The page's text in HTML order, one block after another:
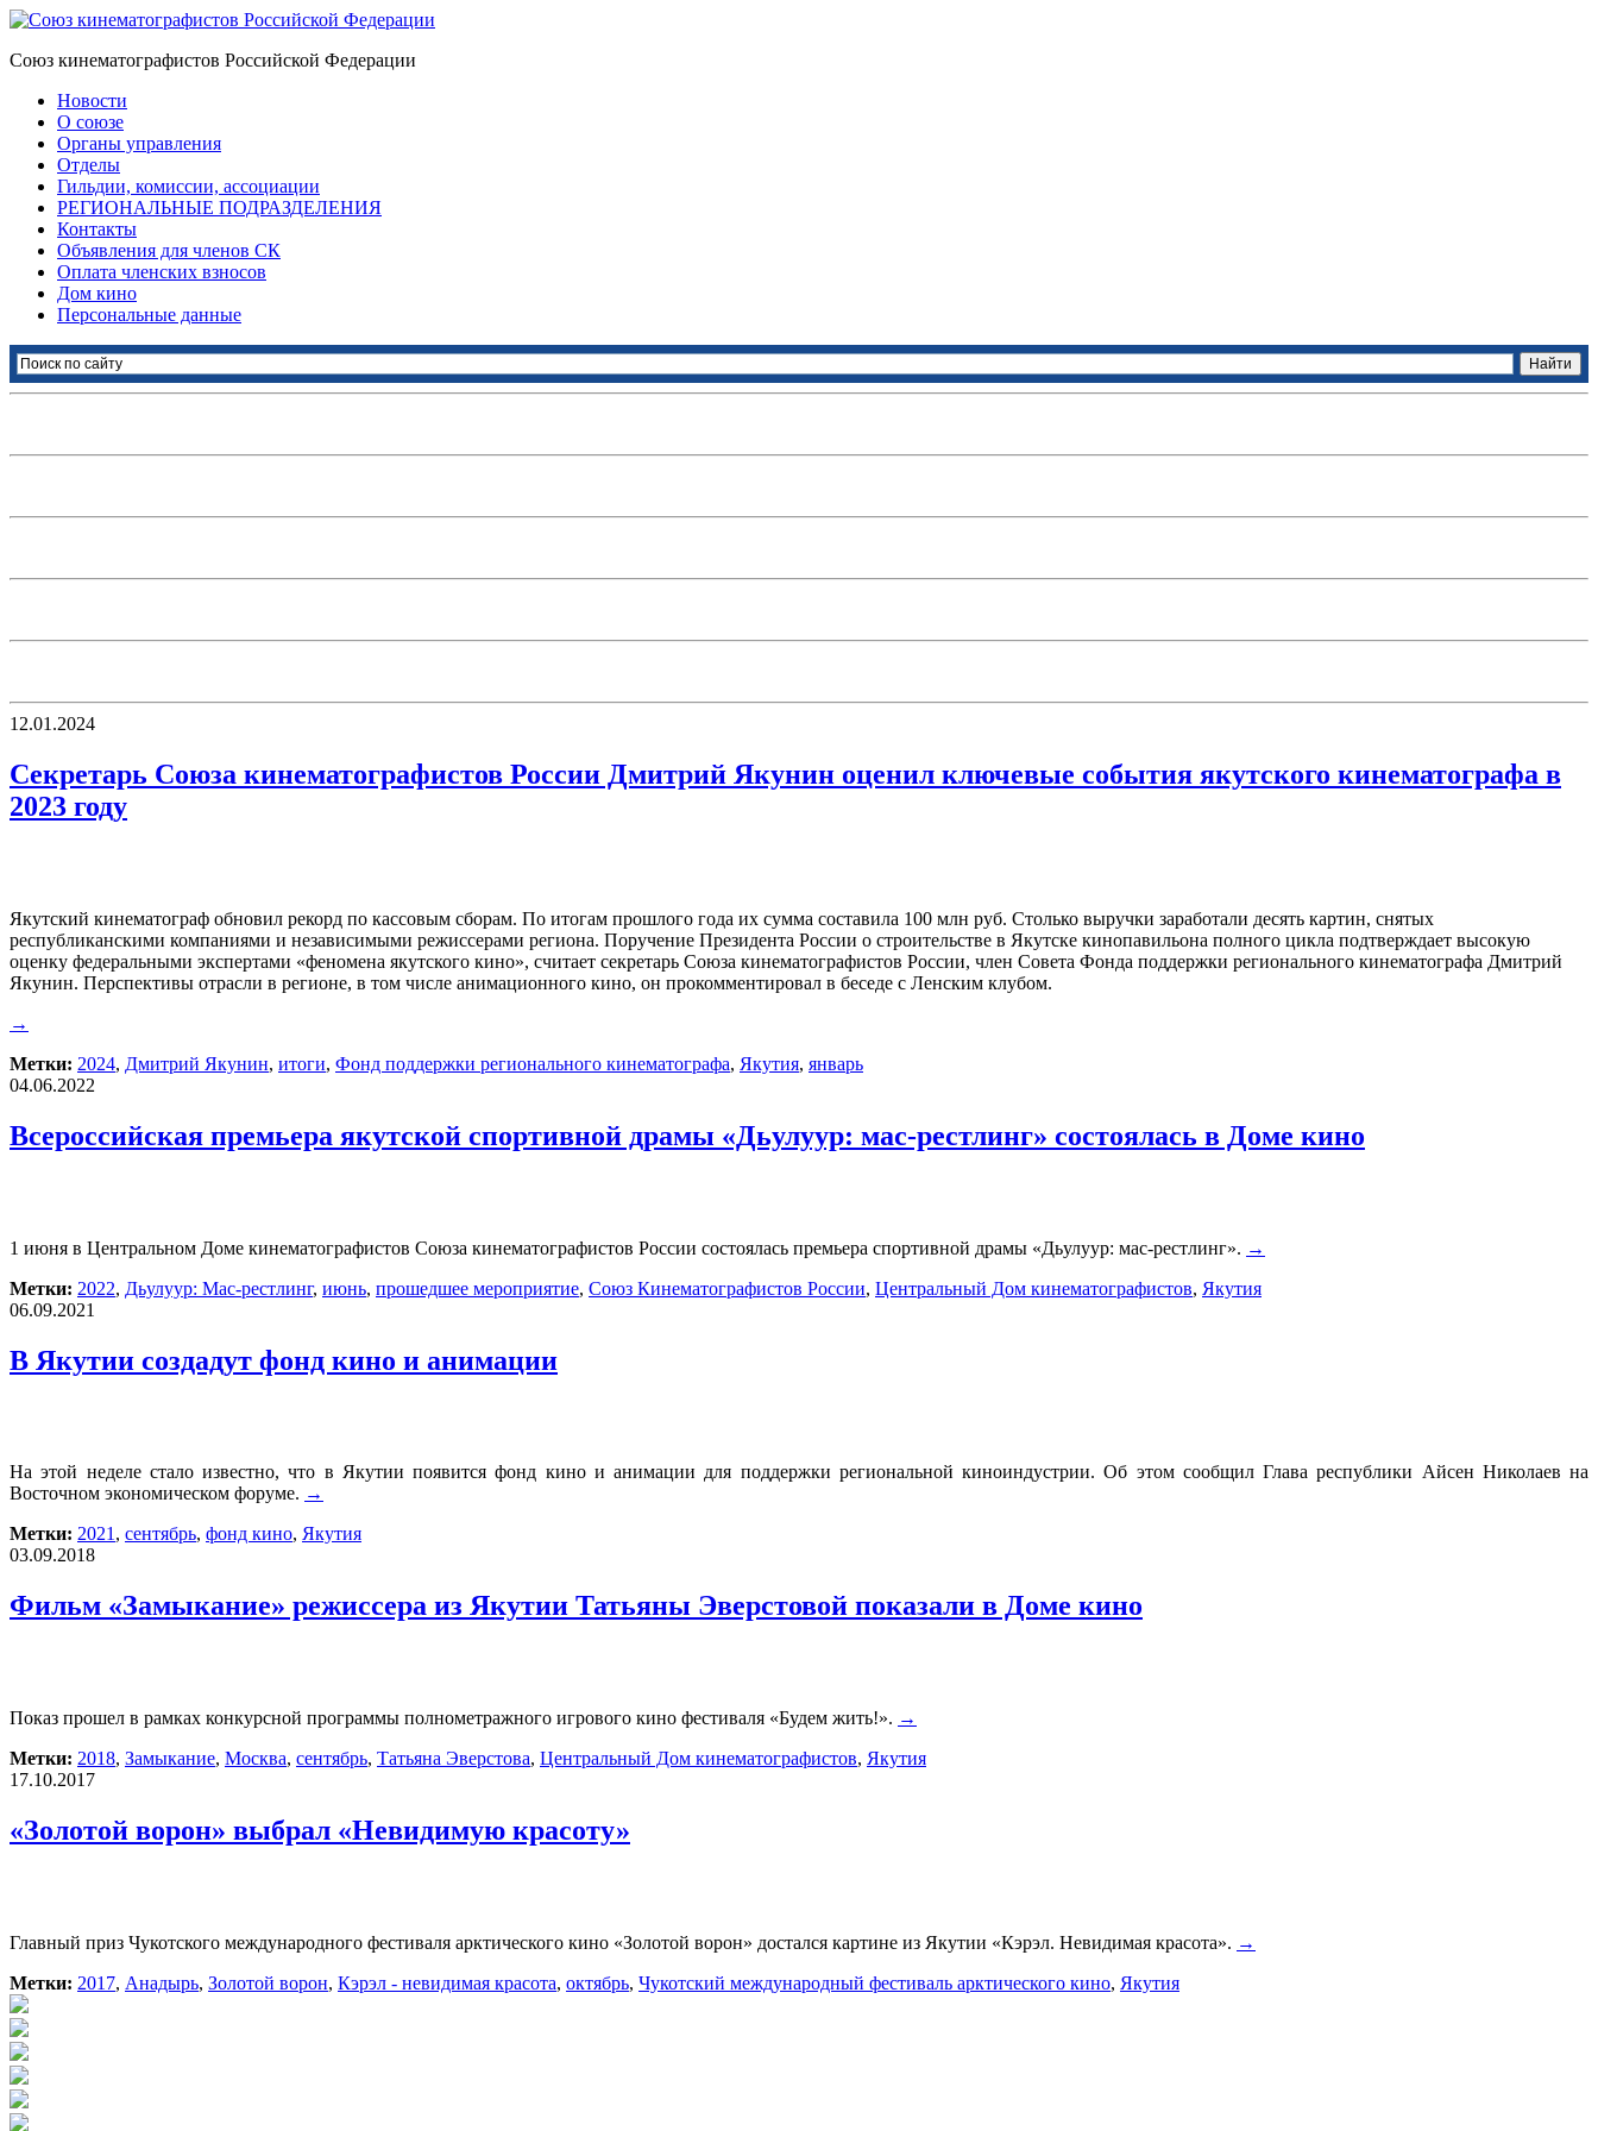
Союз кинематографистов Российской Федерации
Новости
О союзе
Органы управления
Отделы
Гильдии, комиссии, ассоциации
РЕГИОНАЛЬНЫЕ ПОДРАЗДЕЛЕНИЯ
Контакты
Объявления для членов СК
Оплата членских взносов
Дом кино
Персональные данные
12.01.2024
Секретарь Союза кинематографистов России Дмитрий Якунин оценил ключевые события якутского кинематографа в
2023 году
Якутский кинематограф обновил рекорд по кассовым сборам. По итогам прошлого года их сумма составила 100 млн руб. Столько выручки заработали десять картин, снятых
республиканскими компаниями и независимыми режиссерами региона. Поручение Президента России о строительстве в Якутске кинопавильона полного цикла подтверждает высокую
оценку федеральными экспертами «феномена якутского кино», считает секретарь Союза кинематографистов России, член Совета Фонда поддержки регионального кинематографа Дмитрий
Якунин. Перспективы отрасли в регионе, в том числе анимационного кино, он прокомментировал в беседе с Ленским клубом.
→
Метки: 2024, Дмитрий Якунин, итоги, Фонд поддержки регионального кинематографа, Якутия, январь
04.06.2022
Всероссийская премьера якутской спортивной драмы «Дьулуур: мас-рестлинг» состоялась в Доме кино
1 июня в Центральном Доме кинематографистов Союза кинематографистов России состоялась премьера спортивной драмы «Дьулуур: мас-рестлинг». →
Метки: 2022, Дьулуур: Мас-рестлинг, июнь, прошедшее мероприятие, Союз Кинематографистов России, Центральный Дом кинематографистов, Якутия
06.09.2021
В Якутии создадут фонд кино и анимации
На этой неделе стало известно, что в Якутии появится фонд кино и анимации для поддержки региональной киноиндустрии. Об этом сообщил Глава республики Айсен Николаев на
Восточном экономическом форуме. →
Метки: 2021, сентябрь, фонд кино, Якутия
03.09.2018
Фильм «Замыкание» режиссера из Якутии Татьяны Эверстовой показали в Доме кино
Показ прошел в рамках конкурсной программы полнометражного игрового кино фестиваля «Будем жить!». →
Метки: 2018, Замыкание, Москва, сентябрь, Татьяна Эверстова, Центральный Дом кинематографистов, Якутия
17.10.2017
«Золотой ворон» выбрал «Невидимую красоту»
Главный приз Чукотского международного фестиваля арктического кино «Золотой ворон» достался картине из Якутии «Кэрэл. Невидимая красота». →
Метки: 2017, Анадырь, Золотой ворон, Кэрэл - невидимая красота, октябрь, Чукотский международный фестиваль арктического кино, Якутия